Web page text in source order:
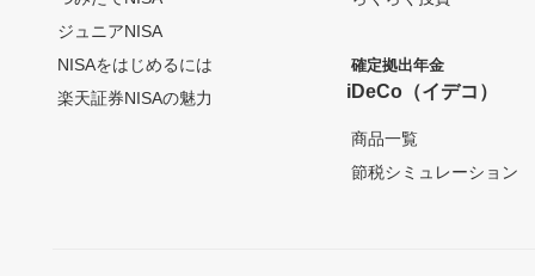
ジュニアNISA
NISAをはじめるには
楽天証券NISAの魅力
確定拠出年金
iDeCo（イデコ）
商品一覧
節税シミュレーション